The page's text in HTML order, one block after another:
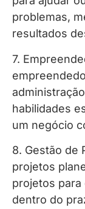
problemas,
resultados
7.
habilidades
um negócio
8. Gestão de
projetos
projetos para
dentro do